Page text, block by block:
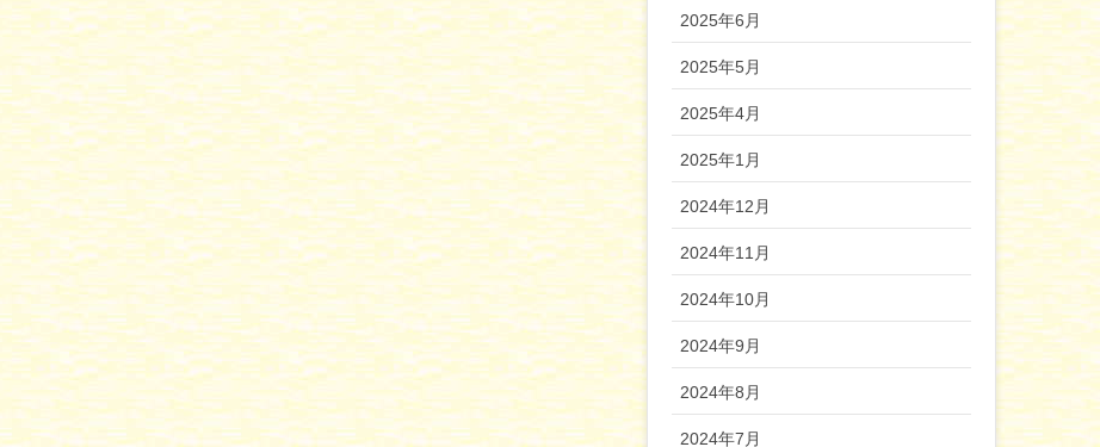
2025年6月
2025年5月
2025年4月
2025年1月
2024年12月
2024年11月
2024年10月
2024年9月
2024年8月
2024年7月